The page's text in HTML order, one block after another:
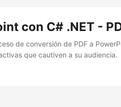
con C# .NET -
de conversión de PDF a
que cautiven a su audiencia.